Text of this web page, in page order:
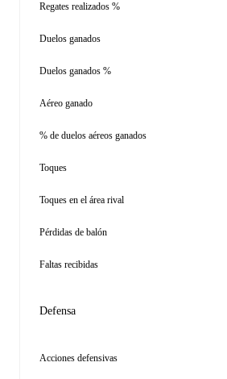
Regates realizados %
Duelos ganados
Duelos ganados %
Aéreo ganado
% de duelos aéreos ganados
Toques
Toques en el área rival
Pérdidas de balón
Faltas recibidas
Defensa
Acciones defensivas